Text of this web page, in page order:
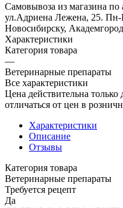
Самовывоза из магазина по
ул.Адриена Лежена, 25. Пн-
Новосибирску,
Характеристики
Категория товара
—
Ветеринарные препараты
Все характеристики
Цена действительна
отличаться от цен в
Характеристики
Описание
Отзывы
Категория товара
Ветеринарные препараты
Требуется рецепт
Да